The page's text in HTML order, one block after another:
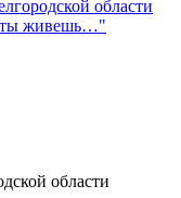
области
ты живешь…"
области